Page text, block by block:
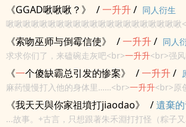
<br>
《GGAD啾啾啾？》 /一升升/ 同人衍生
啾啾啾啾啾啾啾啾啾啾啾啾啾啾啾啾啾啾啾啾啾
动物在哪里 - GGAD 同人衍生 - 小甜饼 - 年下 -
BL - 影视同人<br>
《索吻巫师与倒霉信使》 /一升升/ 同人
求求你们了，来磕碗走灰吧<br>一升升<br>强
灰二 同人衍生 - 短篇 - 完结 - BL<br>动漫同人
《一个傻缺霸总引发的惨案》 /一升升/
麻药慢慢打入他的身体里……<br>一升升<br>原
BL<br>现代<br>
《我天天與你家祖墳打jiaodao》 /遺棄
...故事。+古言，只想跟著朱禾淵打打怪（粽子又